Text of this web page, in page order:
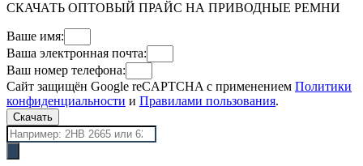
СКАЧАТЬ ОПТОВЫЙ ПРАЙС НА ПРИВОДНЫЕ РЕМНИ
Ваше имя:
Ваша электронная почта:
Ваш номер телефона:
Сайт защищён Google reCAPTCHA с применением Политики
конфиденциальности и Правилами пользования.
Скачать
Поиск
товаров